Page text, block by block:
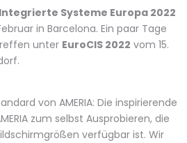
Integrierte Systeme Europa 2022
in Barcelona. Ein paar Tage
unter EuroCIS 2022 vom 15.
von AMERIA: Die inspirierende
zum selbst Ausprobieren, die
verfügbar ist. Wir